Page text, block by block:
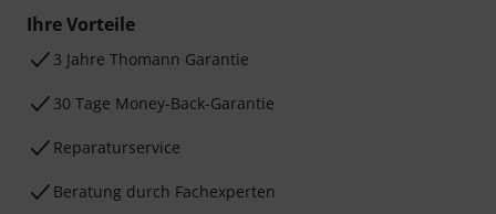
Ihre Vorteile
3 Jahre Thomann Garantie
30 Tage Money-Back-Garantie
Reparaturservice
Beratung durch Fachexperten